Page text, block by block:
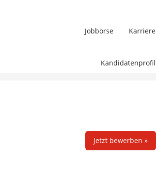
Jobbörse Karriere
Kandidatenprofil
Jetzt bewerben »